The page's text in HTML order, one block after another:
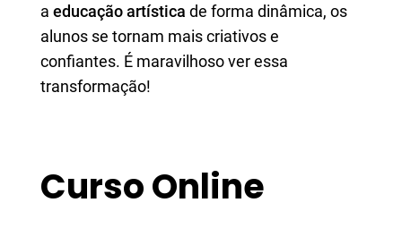
a educação artística de forma dinâmica, os
alunos se tornam mais criativos e
confiantes. É maravilhoso ver essa
transformação!
Curso Online